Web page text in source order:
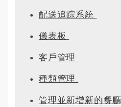
配送追踪系統
儀表板
客戶管理
種類管理
管理並新增新的餐廳